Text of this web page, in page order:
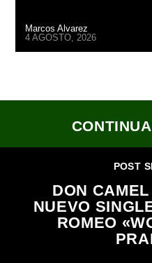
Marcos Alvarez
4 AGOSTO, 2026
POST
DON
NUEVO
ROMEO